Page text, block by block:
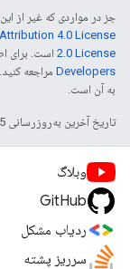
جز در مواردی که غیر از
4.0 License
2.0 License است. برای
Developers‏
به آن است.
تاریخ آخرین به‌روزرسانی 2025-08-21 به‌وقت ساعت هماهنگ جهانی.
وبلاگ
GitHub
ردیاب مشکل
سرریز پشته